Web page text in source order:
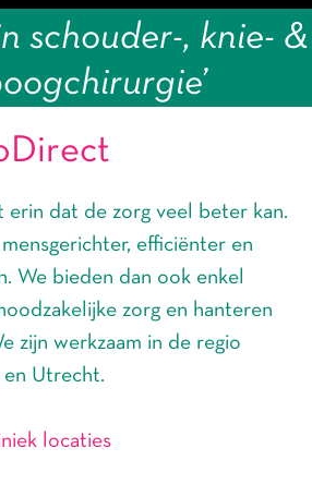
schouder-, knie- &
dat de zorg veel beter kan.
efficiënter en
We bieden dan ook enkel
zorg en hanteren
zijn werkzaam in de regio
en Utrecht.
locaties